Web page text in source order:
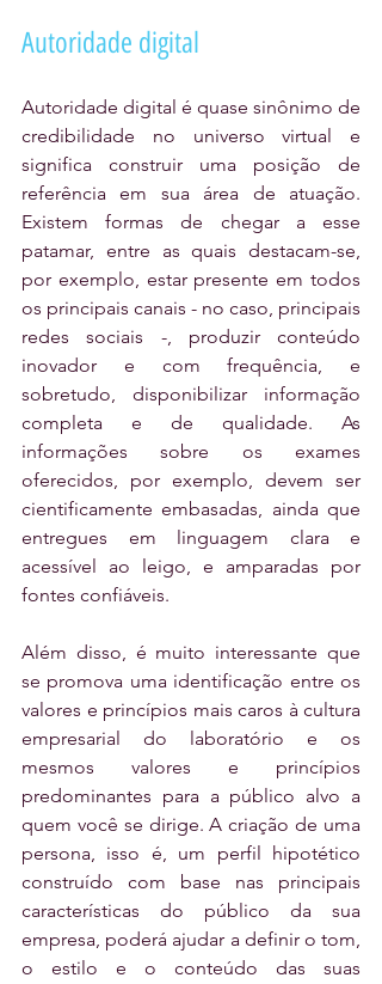
Autoridade digital
Autoridade digital é quase sinônimo de
credibilidade no universo virtual e
significa construir uma posição de
referência em sua área de atuação.
Existem formas de chegar a esse
patamar, entre as quais destacam-se,
por exemplo, estar presente em todos
os principais canais - no caso, principais
redes sociais -, produzir conteúdo
inovador e com frequência, e
sobretudo, disponibilizar informação
completa e de qualidade. As
informações sobre os exames
oferecidos, por exemplo, devem ser
cientificamente embasadas, ainda que
entregues em linguagem clara e
acessível ao leigo, e amparadas por
fontes confiáveis.
Além disso, é muito interessante que
se promova uma identificação entre os
valores e princípios mais caros à cultura
empresarial do laboratório e os
mesmos valores e princípios
predominantes para a público alvo a
quem você se dirige. A criação de uma
persona, isso é, um perfil hipotético
construído com base nas principais
características do público da sua
empresa, poderá ajudar a definir o tom,
o estilo e o conteúdo das suas